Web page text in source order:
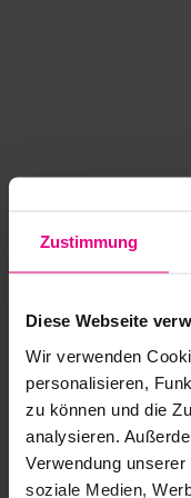
Zustimmung
Diese Webseite
Wir verwenden
personalisieren,
zu können und die
analysieren.
Verwendung
soziale Medien,
Application error: a
loading